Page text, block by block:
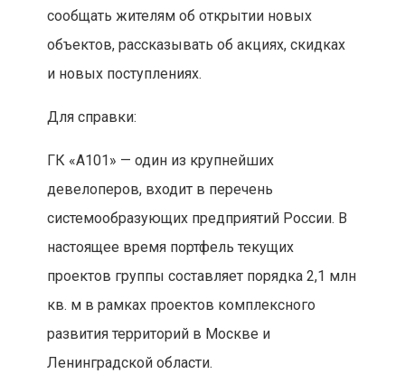
сообщать жителям об открытии новых
объектов, рассказывать об акциях, скидках
и новых поступлениях.
Для справки:
ГК «А101» — один из крупнейших
девелоперов, входит в перечень
системообразующих предприятий России. В
настоящее время портфель текущих
проектов группы составляет порядка 2,1 млн
кв. м в рамках проектов комплексного
развития территорий в Москве и
Ленинградской области.